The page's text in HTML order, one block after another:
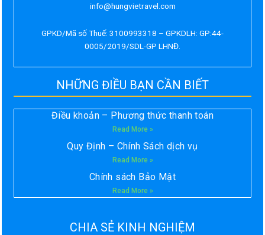
info@hungvietravel.com
GPKD/Mã số Thuế: 3100993318 – GPKDLH: GP:44-
0005/2019/SDL-GP LHNĐ.
NHỮNG ĐIỀU BẠN CẦN BIẾT
Điều khoản – Phương thức thanh toán
Read More »
Quy Định – Chính Sách dịch vụ
Read More »
Chính sách Bảo Mật
Read More »
CHIA SẺ KINH NGHIỆM